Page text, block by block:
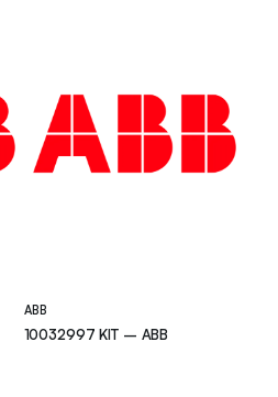
ABB
10032997 KIT – ABB